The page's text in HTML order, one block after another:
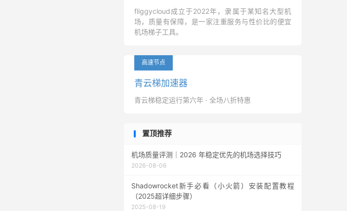
fliggycloud成立于2022年，隶属于某知名大型机
场，质量有保障，是一家注重服务与性价比的便宜
机场梯子工具。
高速节点
青云梯加速器
青云梯稳定运行第六年 · 全场八折特惠
置顶推荐
机场质量评测｜2026 年稳定优先的机场选择技巧
2026-08-06
Shadowrocket新手必看（小火箭）安装配置教程
（2025超详细步骤）
2025-08-19